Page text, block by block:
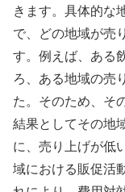
きます。具体的な
で、どの地域が売
す。例えば、ある
ろ、ある地域の売
た。そのため、そ
結果としてその地
に、売り上げが低
域における販促活